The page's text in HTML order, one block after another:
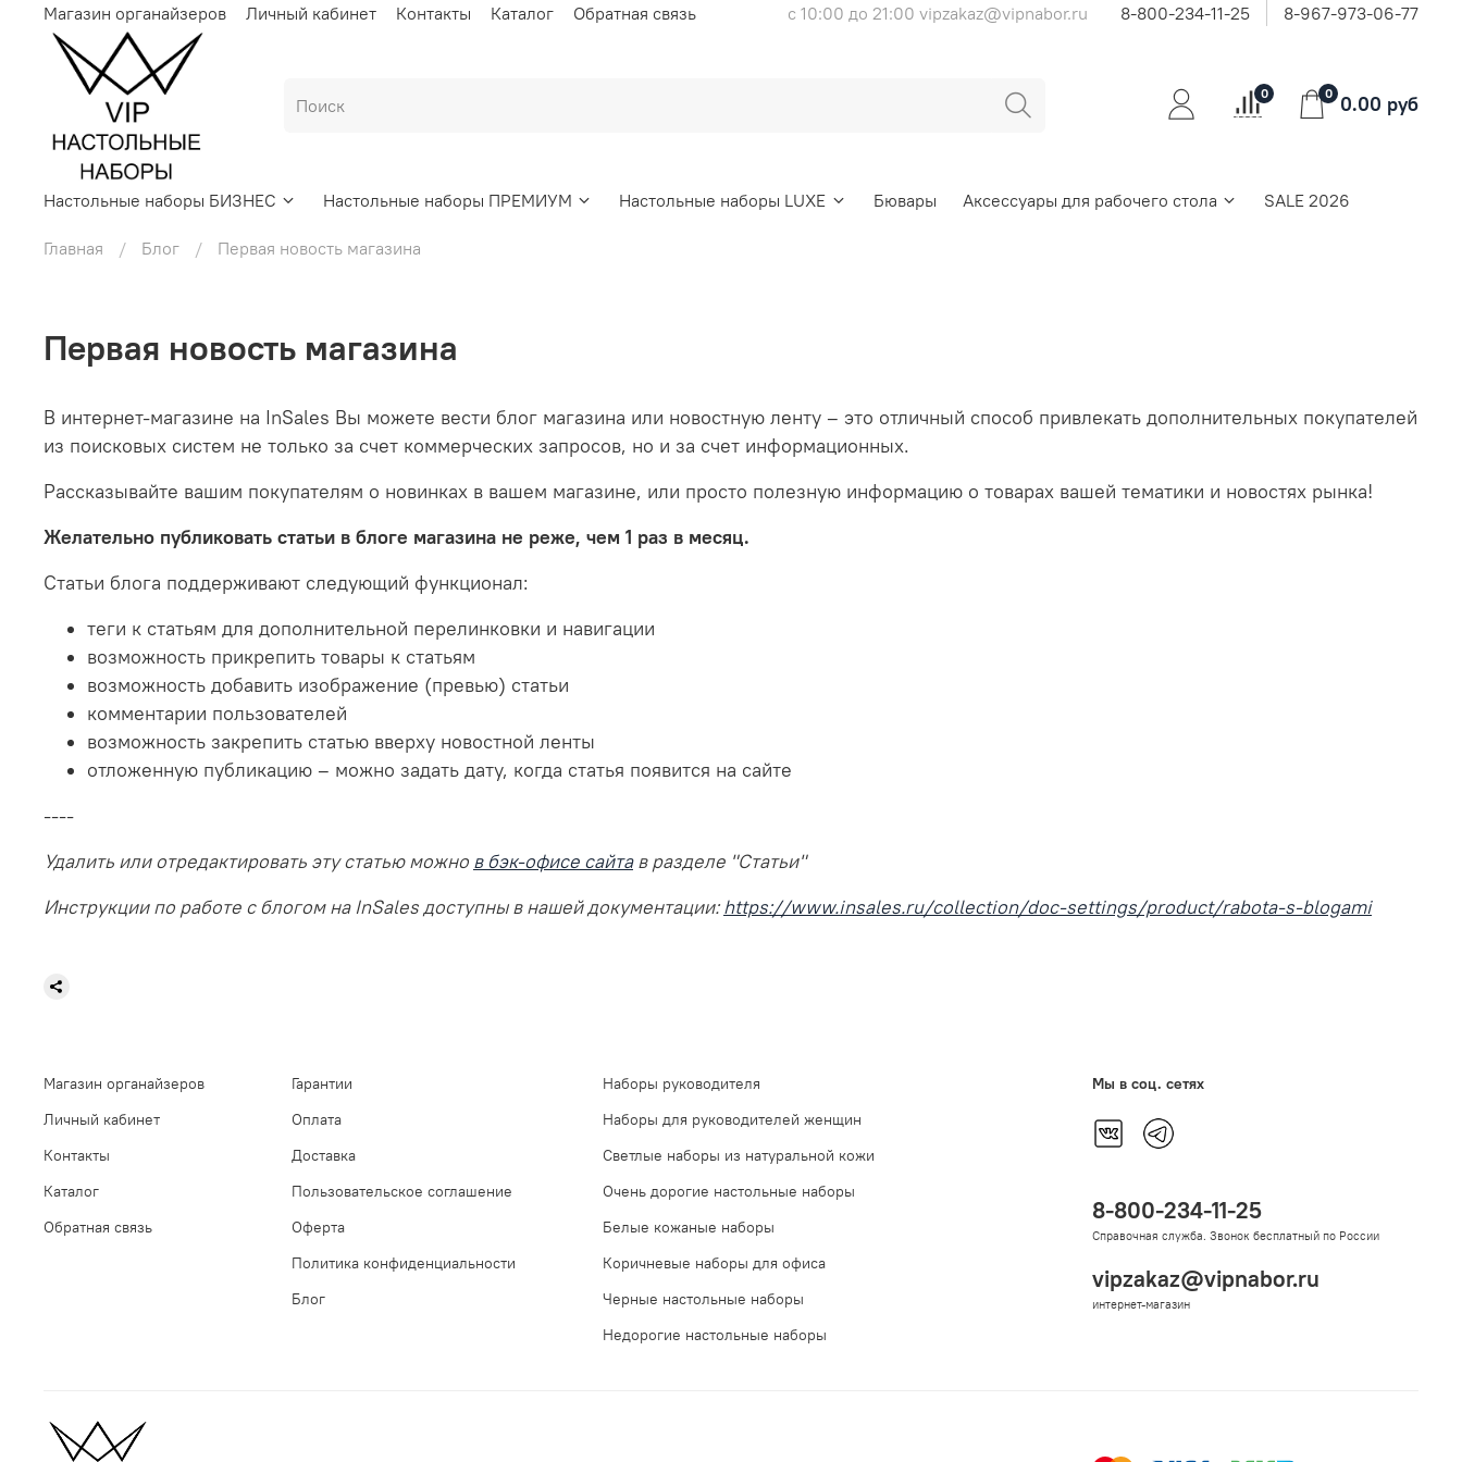
Магазин органайзеров Личный кабинет Контакты Каталог Обратная связь с 10:00 до 21:00 vipzakaz@vipnabor.ru 8-800-234-11-25 8-967-973-06-77
0 0 0.00 руб
Настольные наборы БИЗНЕС Настольные наборы ПРЕМИУМ Настольные наборы LUXE Бювары Аксессуары для рабочего стола SALE 2026
Главная Блог Первая новость магазина
Первая новость магазина
В интернет-магазине на InSales Вы можете вести блог магазина или новостную ленту – это отличный способ привлекать дополнительных покупателей
из поисковых систем не только за счет коммерческих запросов, но и за счет информационных.
Рассказывайте вашим покупателям о новинках в вашем магазине, или просто полезную информацию о товарах вашей тематики и новостях рынка!
Желательно публиковать статьи в блоге магазина не реже, чем 1 раз в месяц.
Статьи блога поддерживают следующий функционал:
теги к статьям для дополнительной перелинковки и навигации
возможность прикрепить товары к статьям
возможность добавить изображение (превью) статьи
комментарии пользователей
возможность закрепить статью вверху новостной ленты
отложенную публикацию – можно задать дату, когда статья появится на сайте
----
Удалить или отредактировать эту статью можно в бэк-офисе сайтав разделе "Статьи"
Инструкции по работе с блогом на InSales доступны в нашей документации:https://www.insales.ru/collection/doc-settings/product/rabota-s-blogami
Магазин органайзеров
Личный кабинет
Контакты
Каталог
Обратная связь
Гарантии
Оплата
Доставка
Пользовательское соглашение
Оферта
Политика конфиденциальности
Блог
Наборы руководителя
Наборы для руководителей женщин
Светлые наборы из натуральной кожи
Очень дорогие настольные наборы
Белые кожаные наборы
Коричневые наборы для офиса
Черные настольные наборы
Недорогие настольные наборы
Мы в соц. сетях
8-800-234-11-25
Справочная служба. Звонок бесплатный по России
vipzakaz@vipnabor.ru
интернет-магазин